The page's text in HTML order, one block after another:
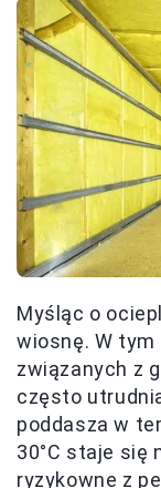
Myśląc o
wiosnę. W
związanych z
często
poddasza w
30°C staje się
ryzykowne z